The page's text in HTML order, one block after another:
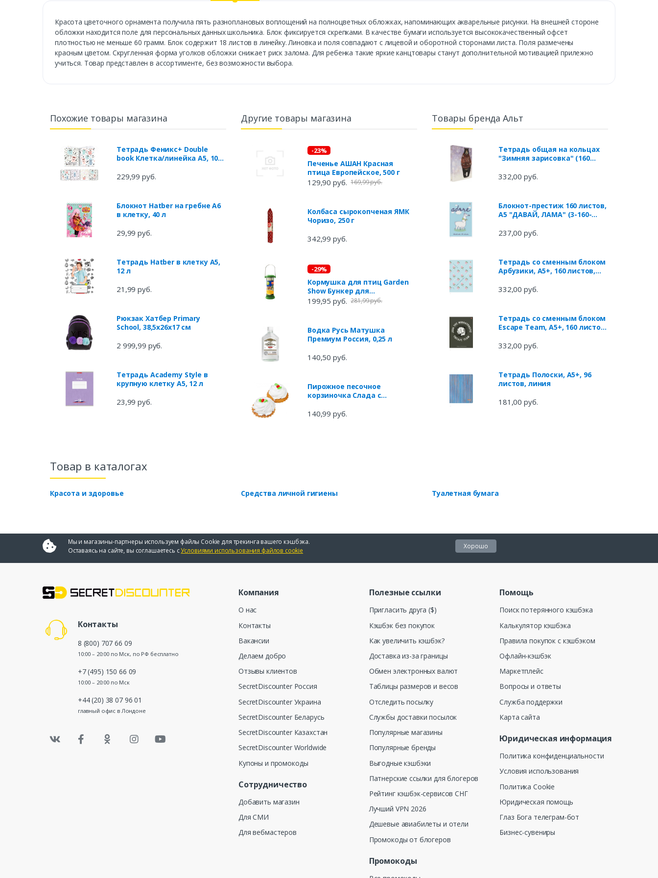
Красота цветочного орнамента получила пять разноплановых воплощений на полноцветных обложках, напоминающих акварельные рисунки. На внешней стороне
обложки находится поле для персональных данных школьника. Блок фиксируется скрепками. В качестве бумаги используется высококачественный офсет
плотностью не меньше 60 грамм. Блок содержит 18 листов в линейку. Линовка и поля совпадают с лицевой и оборотной сторонами листа. Поля размечены
красным цветом. Скругленная форма уголков обложки снижает риск залома. Для ребенка такие яркие канцтовары станут дополнительной мотивацией прилежно
учиться. Товар представлен в ассортименте, без возможности выбора.
Похожие товары магазина
Тетрадь Феникс+ Double
book Клетка/линейка А5, 100
229,99 руб.
Блокнот Hatber на гребне А6
в клетку, 40 л
29,99 руб.
Тетрадь Hatber в клетку А5,
12 л
21,99 руб.
Рюкзак Хатбер Primary
School, 38,5х26х17 см
2 999,99 руб.
Тетрадь Academy Style в
крупную клетку А5, 12 л
23,99 руб.
Другие товары магазина
-23%
Печенье АШАН Красная
птица Европейское, 500 г
129,90 руб. 169,99 руб.
Колбаса сырокопченая ЯМК
Чоризо, 250 г
342,99 руб.
-29%
Кормушка для птиц Garden
Show Бункер для
крупнозернового корма
199,95 руб. 281,99 руб.
Водка Русь Матушка
Премиум Россия, 0,25 л
140,50 руб.
Пирожное песочное
корзиночка Слада с
140,99 руб.
Товары бренда Альт
Тетрадь общая на кольцах
"Зимняя зарисовка" (160
081/84)
332,00 руб.
Блокнот-престиж 160 листов,
А5 "ДАВАЙ, ЛАМА" (3-160-
237,00 руб.
Тетрадь со сменным блоком
Арбузики, А5+, 160 листов,
332,00 руб.
Тетрадь со сменным блоком
Escape Team, А5+, 160 листов,
332,00 руб.
Тетрадь Полоски, А5+, 96
листов, линия
181,00 руб.
Товар в каталогах
Красота и здоровье Средства личной гигиены Туалетная бумага
Мы и магазины-партнеры используем файлы Cookie для трекинга вашего кэшбэка.
Оставаясь на сайте, вы соглашаетесь сУсловиями использования файлов cookie
Хорошо
Контакты
8 (800) 707 66 09
10:00 – 20:00 по Мск, по РФ бесплатно
+7 (495) 150 66 09
10:00 – 20:00 по Мск
+44 (20) 38 07 96 01
главный офис в Лондоне
Компания
О нас
Контакты
Вакансии
Делаем добро
Отзывы клиентов
SecretDiscounter Россия
SecretDiscounter Украина
SecretDiscounter Беларусь
SecretDiscounter Казахстан
SecretDiscounter Worldwide
Купоны и промокоды
Сотрудничество
Добавить магазин
Для СМИ
Для вебмастеров
Полезные ссылки
Пригласить друга ($)
Кэшбэк без покупок
Как увеличить кэшбэк?
Доставка из-за границы
Обмен электронных валют
Таблицы размеров и весов
Отследить посылку
Службы доставки посылок
Популярные магазины
Популярные бренды
Выгодные кэшбэки
Патнерские ссылки для блогеров
Рейтинг кэшбэк-сервисов СНГ
Лучший VPN 2026
Дешевые авиабилеты и отели
Промокоды от блогеров
Промокоды
Помощь
Поиск потерянного кэшбэка
Калькулятор кэшбэка
Правила покупок с кэшбэком
Офлайн-кэшбэк
Маркетплейс
Вопросы и ответы
Служба поддержки
Карта сайта
Юридическая информация
Политика конфиденциальности
Условия использования
Политика Cookie
Юридическая помощь
Глаз Бога телеграм-бот
Бизнес-сувениры